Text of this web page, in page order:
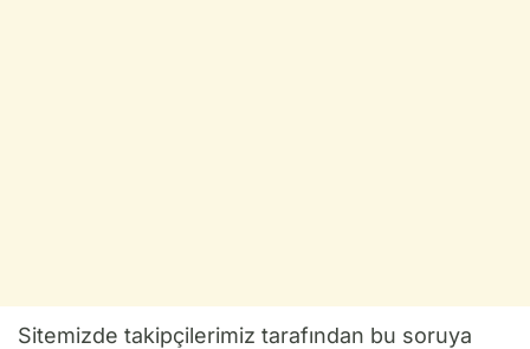
Sitemizde takipçilerimiz tarafından bu soruya